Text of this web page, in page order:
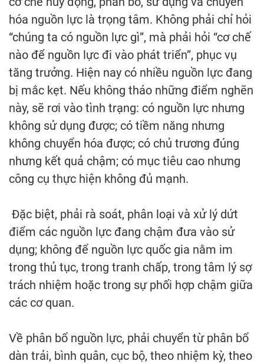
hóa nguồn lực là trọng tâm. Không phải chỉ hỏi
“chúng ta có nguồn lực gì”, mà phải hỏi “cơ chế
nào để nguồn lực đi vào phát triển”, phục vụ
tăng trưởng. Hiện nay có nhiều nguồn lực đang
bị mắc kẹt. Nếu không tháo những điểm nghẽn
này, sẽ rơi vào tình trạng: có nguồn lực nhưng
không sử dụng được; có tiềm năng nhưng
không chuyển hóa được; có chủ trương đúng
nhưng kết quả chậm; có mục tiêu cao nhưng
công cụ thực hiện không đủ mạnh.
Đặc biệt, phải rà soát, phân loại và xử lý dứt
điểm các nguồn lực đang chậm đưa vào sử
dụng; không để nguồn lực quốc gia nằm im
trong thủ tục, trong tranh chấp, trong tâm lý sợ
trách nhiệm hoặc trong sự phối hợp chậm giữa
các cơ quan.
Về phân bổ nguồn lực, phải chuyển từ phân bổ
dàn trải, bình quân, cục bộ, theo nhiệm kỳ, theo